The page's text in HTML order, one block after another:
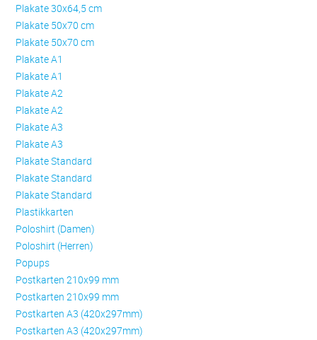
Plakate 30x64,5 cm
Plakate 50x70 cm
Plakate 50x70 cm
Plakate A1
Plakate A1
Plakate A2
Plakate A2
Plakate A3
Plakate A3
Plakate Standard
Plakate Standard
Plakate Standard
Plastikkarten
Poloshirt (Damen)
Poloshirt (Herren)
Popups
Postkarten 210x99 mm
Postkarten 210x99 mm
Postkarten A3 (420x297mm)
Postkarten A3 (420x297mm)